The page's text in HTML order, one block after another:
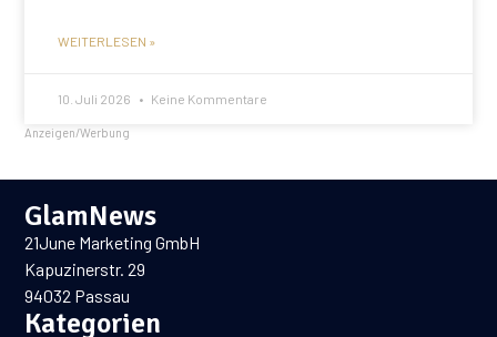
WEITERLESEN »
10. Juli 2026 Keine Kommentare
Anzeigen/Werbung
GlamNews
21June Marketing GmbH
Kapuzinerstr. 29
94032 Passau
Kategorien